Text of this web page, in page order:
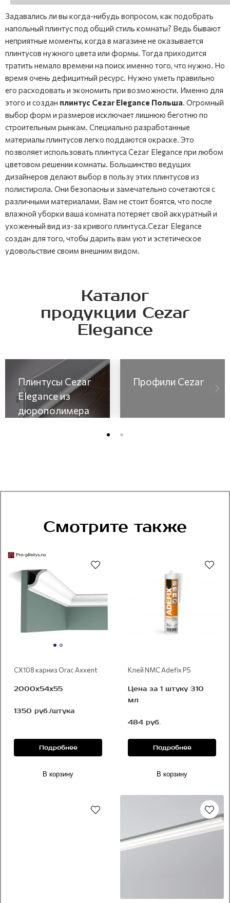
Задавались ли вы когда-нибудь вопросом, как подобрать
напольный плинтус под общий стиль комнаты? Ведь бывают
неприятные моменты, когда в магазине не оказывается
плинтусов нужного цвета или формы. Тогда приходится
тратить немало времени на поиск именно того, что нужно. Но
время очень дефицитный ресурс. Нужно уметь правильно
его расходовать и экономить при возможности. Именно для
этого и создан плинтус Cezar Elegance Польша . Огромный
выбор форм и размеров исключает лишнюю беготню по
строительным рынкам. Специально разработанные
материалы плинтусов легко поддаются окраске. Это
позволяет использовать плинтуса Cezar Elegance при любом
цветовом решении комнаты. Большинство ведущих
дизайнеров делают выбор в пользу этих плинтусов из
полистирола. Они безопасны и замечательно сочетаются с
различными материалами. Вам не стоит боятся, что после
влажной уборки ваша комната потеряет свой аккуратный и
ухоженный вид из-за кривого плинтуса.Cezar Elegance
создан для того, чтобы дарить вам уют и эстетическое
удовольствие своим внешним видом.
Каталог
продукции Cezar
Elegance
Плинтусы Cezar
Elegance из
дюрополимера
Профили Cezar
Смотрите также
CX108 карниз Orac Axxent
2000x54х55
1350 руб./штука
Подробнее
В корзину
Клей NMC Adefix P5
Цена за 1 штуку 310
мл
484 руб.
Подробнее
В корзину